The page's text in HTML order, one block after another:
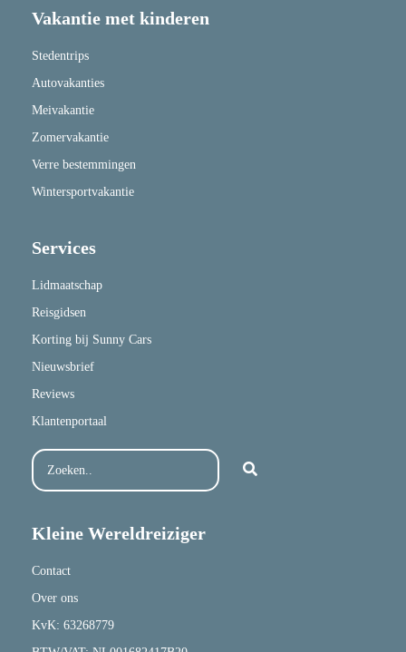
Vakantie met kinderen
Stedentrips
Autovakanties
Meivakantie
Zomervakantie
Verre bestemmingen
Wintersportvakantie
Services
Lidmaatschap
Reisgidsen
Korting bij Sunny Cars
Nieuwsbrief
Reviews
Klantenportaal
Kleine Wereldreiziger
Contact
Over ons
KvK: 63268779